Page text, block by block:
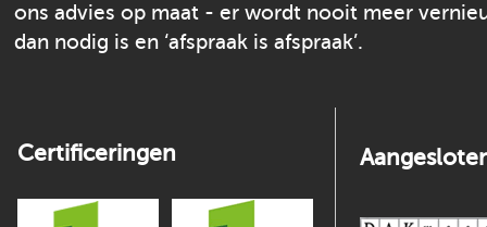
ons advies op maat - er wordt nooit meer
dan nodig is en ‘afspraak is afspraak’.
Certificeringen